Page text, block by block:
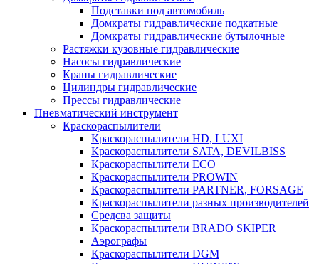
Подставки под автомобиль
Домкраты гидравлические подкатные
Домкраты гидравлические бутылочные
Растяжки кузовные гидравлические
Насосы гидравлические
Краны гидравлические
Цилиндры гидравлические
Прессы гидравлические
Пневматический инструмент
Краскораспылители
Краскораспылители HD, LUXI
Краскораспылители SATA, DEVILBISS
Краскораспылители ECO
Краскораспылители PROWIN
Краскораспылители PARTNER, FORSAGE
Краскораспылители разных производителей
Средсва защиты
Краскораспылители BRADO SKIPER
Аэрографы
Краскораспылители DGM